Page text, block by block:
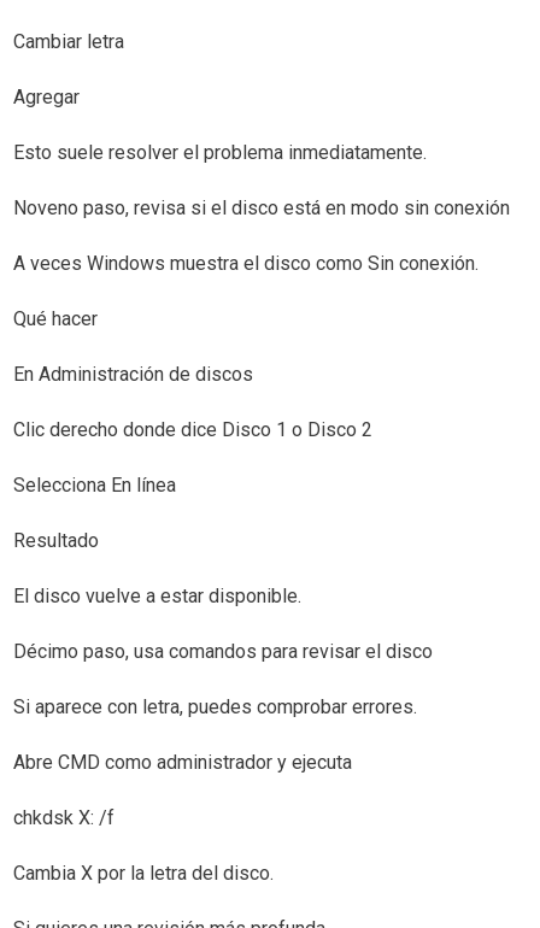
Cambiar letra
Agregar
Esto suele resolver el problema inmediatamente.
Noveno paso, revisa si el disco está en modo sin conexión
A veces Windows muestra el disco como Sin conexión.
Qué hacer
En Administración de discos
Clic derecho donde dice Disco 1 o Disco 2
Selecciona En línea
Resultado
El disco vuelve a estar disponible.
Décimo paso, usa comandos para revisar el disco
Si aparece con letra, puedes comprobar errores.
Abre CMD como administrador y ejecuta
chkdsk X: /f
Cambia X por la letra del disco.